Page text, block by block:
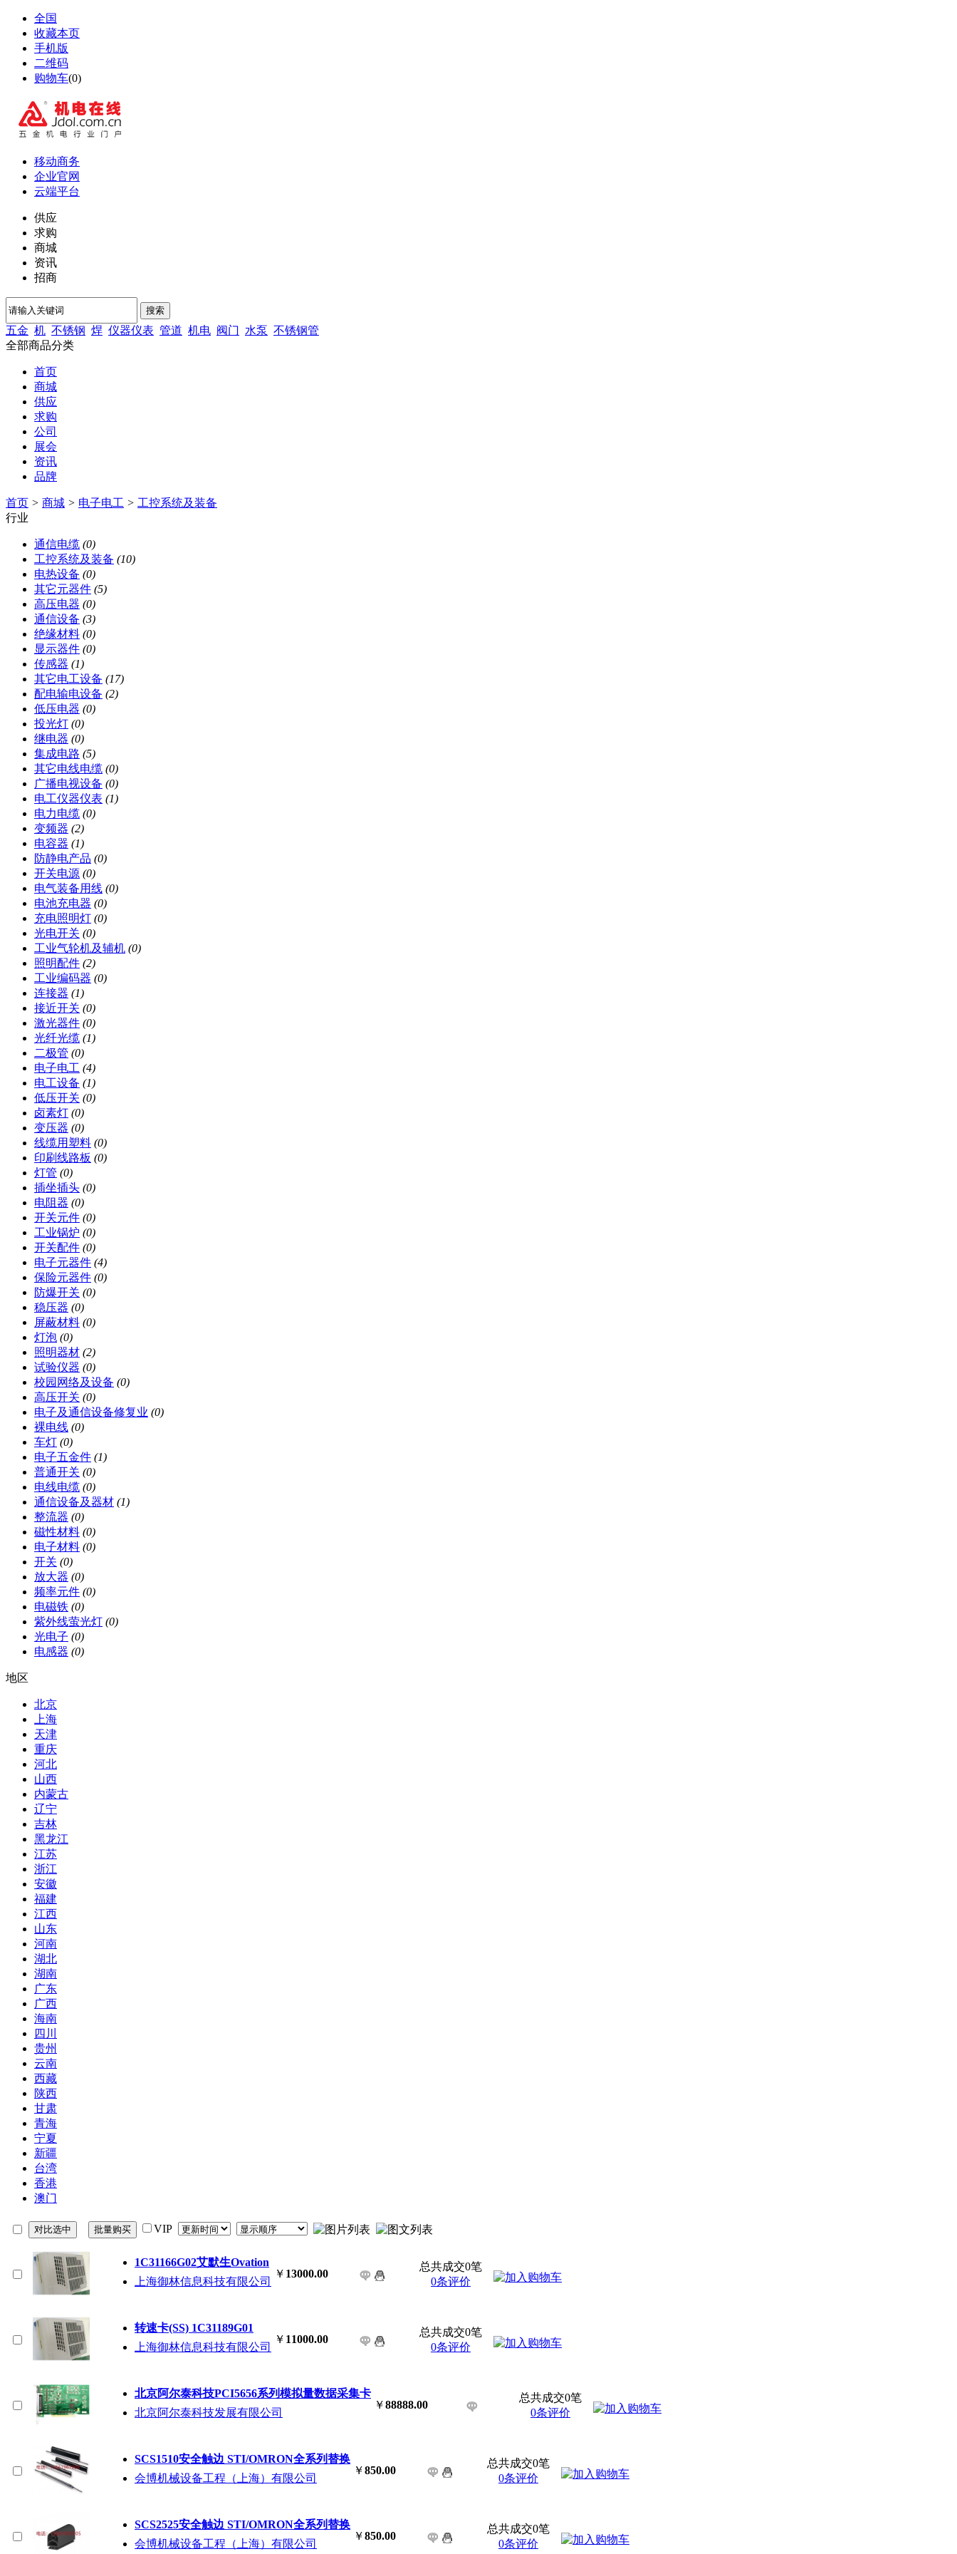
全国
收藏本页
手机版
二维码
购物车(0)
移动商务
企业官网
云端平台
供应
求购
商城
资讯
招商
搜索
五金 机 不锈钢 焊 仪器仪表 管道 机电 阀门 水泵 不锈钢管
全部商品分类
首页
商城
供应
求购
公司
展会
资讯
品牌
首页 > 商城 > 电子电工 > 工控系统及装备
行业
通信电缆 (0)
工控系统及装备 (10)
电热设备 (0)
其它元器件 (5)
高压电器 (0)
通信设备 (3)
绝缘材料 (0)
显示器件 (0)
传感器 (1)
其它电工设备 (17)
配电输电设备 (2)
低压电器 (0)
投光灯 (0)
继电器 (0)
集成电路 (5)
其它电线电缆 (0)
广播电视设备 (0)
电工仪器仪表 (1)
电力电缆 (0)
变频器 (2)
电容器 (1)
防静电产品 (0)
开关电源 (0)
电气装备用线 (0)
电池充电器 (0)
充电照明灯 (0)
光电开关 (0)
工业气轮机及辅机 (0)
照明配件 (2)
工业编码器 (0)
连接器 (1)
接近开关 (0)
激光器件 (0)
光纤光缆 (1)
二极管 (0)
电子电工 (4)
电工设备 (1)
低压开关 (0)
卤素灯 (0)
变压器 (0)
线缆用塑料 (0)
印刷线路板 (0)
灯管 (0)
插坐插头 (0)
电阻器 (0)
开关元件 (0)
工业锅炉 (0)
开关配件 (0)
电子元器件 (4)
保险元器件 (0)
防爆开关 (0)
稳压器 (0)
屏蔽材料 (0)
灯泡 (0)
照明器材 (2)
试验仪器 (0)
校园网络及设备 (0)
高压开关 (0)
电子及通信设备修复业 (0)
裸电线 (0)
车灯 (0)
电子五金件 (1)
普通开关 (0)
电线电缆 (0)
通信设备及器材 (1)
整流器 (0)
磁性材料 (0)
电子材料 (0)
开关 (0)
放大器 (0)
频率元件 (0)
电磁铁 (0)
紫外线萤光灯 (0)
光电子 (0)
电感器 (0)
地区
北京
上海
天津
重庆
河北
山西
内蒙古
辽宁
吉林
黑龙江
江苏
浙江
安徽
福建
江西
山东
河南
湖北
湖南
广东
广西
海南
四川
贵州
云南
西藏
陕西
甘肃
青海
宁夏
新疆
台湾
香港
澳门
VIP
1C31166G02艾默生Ovation
上海御林信息科技有限公司
￥ 13000.00
总共成交0笔
0条评价
转速卡(SS) 1C31189G01
上海御林信息科技有限公司
￥ 11000.00
总共成交0笔
0条评价
北京阿尔泰科技PCI5656系列模拟量数据采集卡
北京阿尔泰科技发展有限公司
￥88888.00
总共成交0笔
0条评价
SCS1510安全触边 STI/OMRON全系列替换
会博机械设备工程（上海）有限公司
￥850.00
总共成交0笔
0条评价
SCS2525安全触边 STI/OMRON全系列替换
会博机械设备工程（上海）有限公司
￥850.00
总共成交0笔
0条评价